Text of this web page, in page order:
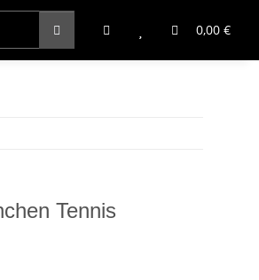
0,00 €
Tennis